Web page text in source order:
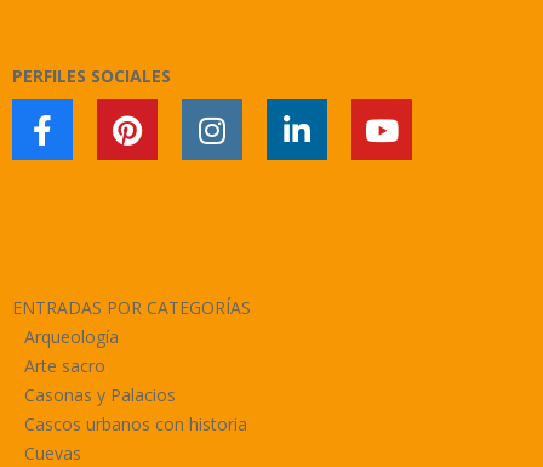
PERFILES SOCIALES
ENTRADAS POR CATEGORÍAS
Arqueología
Arte sacro
Casonas y Palacios
Cascos urbanos con historia
Cuevas